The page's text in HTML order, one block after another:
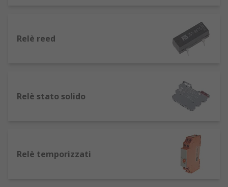
anche nell'informatica, nell'industria delle
apparecchiature di prova e in ambienti con
Relè Passo Passo: forniscono impulsi precisi
per controllare il movimento in incrementi
come motori passo-passo.
Relè Commutatore: controllano apertura e
Relè reed
Relè stato solido
Relè temporizzati